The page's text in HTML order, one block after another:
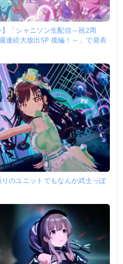
】「シャニソン生配信～祝2周
連続大放出SP 後編！～」で発表
りのユニットでもなんか武士っぽ